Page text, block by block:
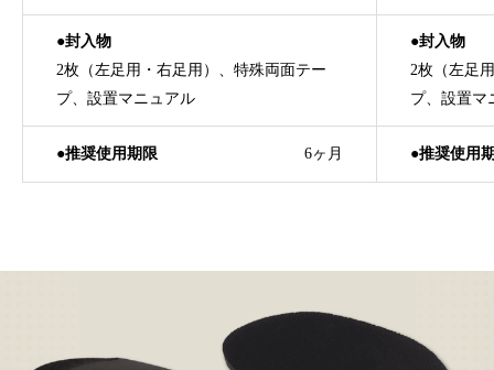
●封入物
2枚（左足用・右足用）、特殊両面テー
プ、設置マニュアル
●推奨使用期限 6ヶ月
●封入物
2枚（左足
プ、設置マ
●推奨使用